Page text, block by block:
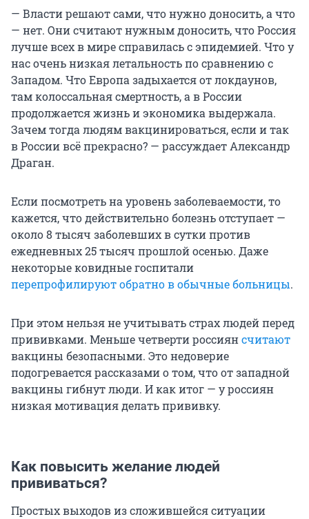
— Власти решают сами, что нужно доносить, а что
— нет. Они считают нужным доносить, что Россия
лучше всех в мире справилась с эпидемией. Что у
нас очень низкая летальность по сравнению с
Западом. Что Европа задыхается от локдаунов,
там колоссальная смертность, а в России
продолжается жизнь и экономика выдержала.
Зачем тогда людям вакцинироваться, если и так
в России всё прекрасно? — рассуждает Александр
Драган.
Если посмотреть на уровень заболеваемости, то
кажется, что действительно болезнь отступает —
около 8 тысяч заболевших в сутки против
ежедневных 25 тысяч прошлой осенью. Даже
некоторые ковидные госпитали
перепрофилируют обратно в обычные больницы.
При этом нельзя не учитывать страх людей перед
прививками. Меньше четверти россиянсчитают
вакцины безопасными. Это недоверие
подогревается рассказами о том, что от западной
вакцины гибнут люди. И как итог — у россиян
низкая мотивация делать прививку.
Как повысить желание людей
прививаться?
Простых выходов из сложившейся ситуации